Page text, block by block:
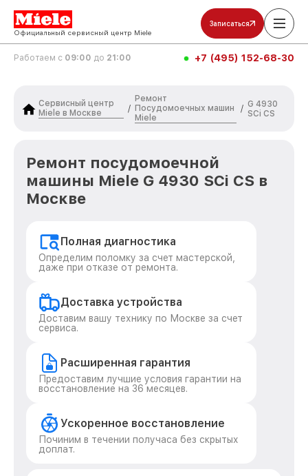
Официальный сервисный центр Miele
Записаться
Работаем с 09:00 до 21:00 +7 (495) 152-68-30
Сервисный центр
Miele в Москве
/
Ремонт
Посудомоечных машин
Miele
/ G 4930
SCi CS
Ремонт посудомоечной
машины Miele G 4930 SCi CS в
Москве
Полная диагностика
Определим поломку за счет мастерской,
даже при отказе от ремонта.
Доставка устройства
Доставим вашу технику по Москве за счет
сервиса.
Расширенная гарантия
Предоставим лучшие условия гарантии на
восстановление на 36 месяцев.
Ускоренное восстановление
Починим в течении получаса без скрытых
доплат.